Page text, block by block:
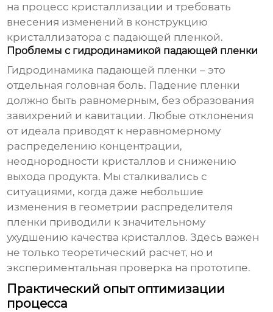
на процесс кристаллизации и требовать
внесения изменений в конструкцию
кристаллизатора с падающей пленкой.
Проблемы с гидродинамикой падающей пленки
Гидродинамика падающей пленки – это
отдельная головная боль. Падение пленки
должно быть равномерным, без образования
завихрений и кавитации. Любые отклонения
от идеала приводят к неравномерному
распределению концентрации,
неоднородности кристаллов и снижению
выхода продукта. Мы сталкивались с
ситуациями, когда даже небольшие
изменения в геометрии распределителя
пленки приводили к значительному
ухудшению качества кристаллов. Здесь важен
не только теоретический расчет, но и
экспериментальная проверка на прототипе.
Практический опыт оптимизации
процесса